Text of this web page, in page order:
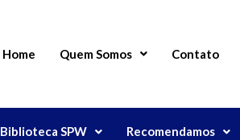
Home Quem Somos Contato
Biblioteca SPW Recomendamos